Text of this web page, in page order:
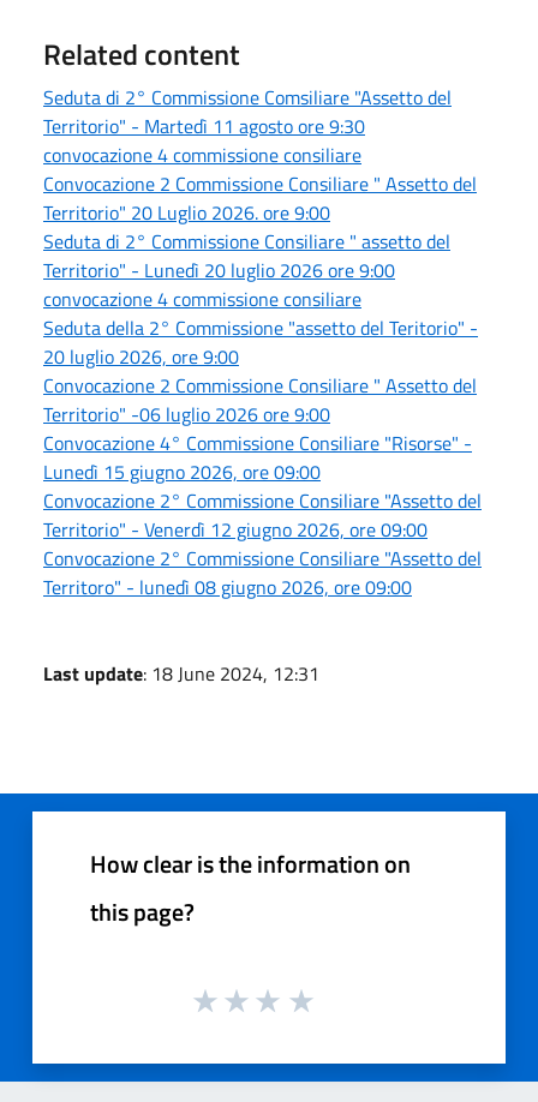
Related content
Seduta di 2° Commissione Comsiliare "Assetto del
Territorio" - Martedì 11 agosto ore 9:30
convocazione 4 commissione consiliare
Convocazione 2 Commissione Consiliare " Assetto del
Territorio" 20 Luglio 2026. ore 9:00
Seduta di 2° Commissione Consiliare " assetto del
Territorio" - Lunedì 20 luglio 2026 ore 9:00
convocazione 4 commissione consiliare
Seduta della 2° Commissione "assetto del Teritorio" -
20 luglio 2026, ore 9:00
Convocazione 2 Commissione Consiliare " Assetto del
Territorio" -06 luglio 2026 ore 9:00
Convocazione 4° Commissione Consiliare "Risorse" -
Lunedì 15 giugno 2026, ore 09:00
Convocazione 2° Commissione Consiliare "Assetto del
Territorio" - Venerdì 12 giugno 2026, ore 09:00
Convocazione 2° Commissione Consiliare "Assetto del
Territoro" - lunedì 08 giugno 2026, ore 09:00
Last update: 18 June 2024, 12:31
How clear is the information on
this page?